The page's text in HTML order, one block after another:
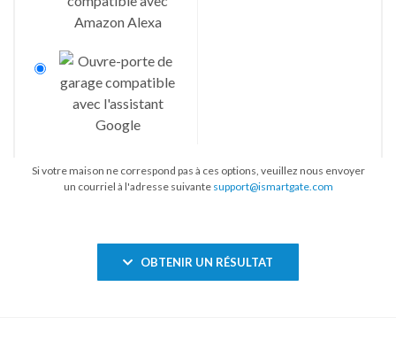
Si votre maison ne correspond pas à ces options, veuillez nous envoyer
un courriel à l'adresse suivante support@ismartgate.com
OBTENIR UN RÉSULTAT